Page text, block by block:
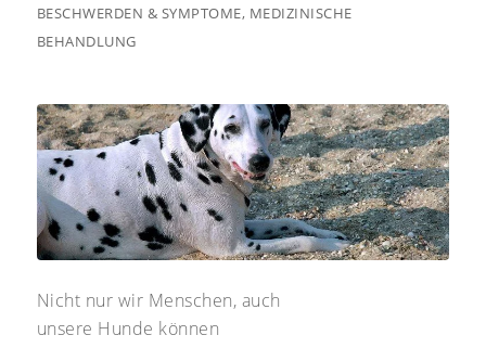
BESCHWERDEN & SYMPTOME, MEDIZINISCHE
BEHANDLUNG
Nicht nur wir Menschen, auch
unsere Hunde können